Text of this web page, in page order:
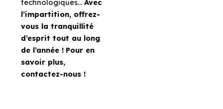
technologiques…Avec
l’impartition, offrez-
vous la tranquillité
d’esprit tout au long
de l’année ! Pour en
savoir plus,
contactez-nous !